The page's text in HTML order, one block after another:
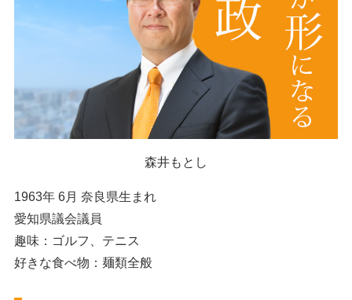
森井もとし
1963年 6月 奈良県生まれ
愛知県議会議員
趣味：ゴルフ、テニス
好きな食べ物：麺類全般